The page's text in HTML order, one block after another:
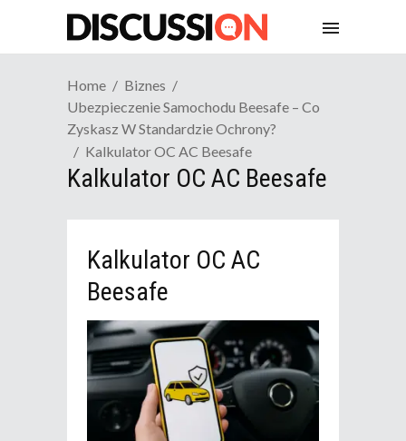
Home
Biznes
Ubezpieczenie Samochodu Beesafe – Co
Zyskasz W Standardzie Ochrony?
Kalkulator OC AC Beesafe
Kalkulator OC AC Beesafe
Kalkulator OC AC
Beesafe